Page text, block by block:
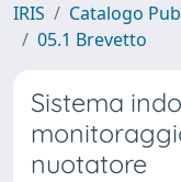
IRIS Catalogo
05.1 Brevetto
Sistema
nuotatore